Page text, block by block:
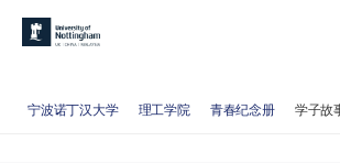
宁波诺丁汉大学 理工学院 青春纪念册 学子故